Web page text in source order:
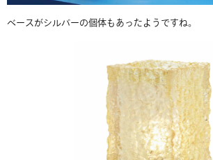
ベースがシルバーの個体もあったようですね。